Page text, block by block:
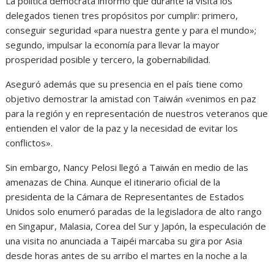
delegados tienen tres propósitos por cumplir: primero,
conseguir seguridad «para nuestra gente y para el mundo»;
segundo, impulsar la economía para llevar la mayor
prosperidad posible y tercero, la gobernabilidad.
Aseguró además que su presencia en el país tiene como
objetivo demostrar la amistad con Taiwán «venimos en paz
para la región y en representación de nuestros veteranos que
entienden el valor de la paz y la necesidad de evitar los
conflictos».
Sin embargo, Nancy Pelosi llegó a Taiwán en medio de las
amenazas de China. Aunque el itinerario oficial de la
presidenta de la Cámara de Representantes de Estados
Unidos solo enumeró paradas de la legisladora de alto rango
en Singapur, Malasia, Corea del Sur y Japón, la especulación de
una visita no anunciada a Taipéi marcaba su gira por Asia
desde horas antes de su arribo el martes en la noche a la